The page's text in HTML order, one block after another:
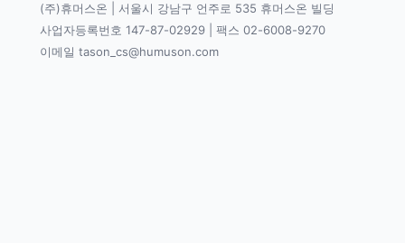
(주)휴머스온 | 서울시 강남구 언주로 535 휴머스온 빌딩
사업자등록번호 147-87-02929 | 팩스 02-6008-9270
이메일 tason_cs@humuson.com